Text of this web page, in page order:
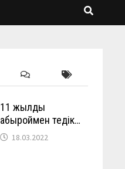
11 жылды
абыроймен өтедік…
18.03.2022